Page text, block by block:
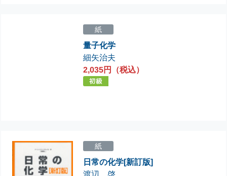
紙
量子化学
細矢治夫
2,035円（税込）
紙
日常の化学[新訂版]